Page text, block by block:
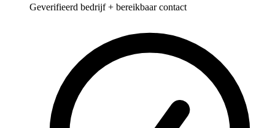
Geverifieerd bedrijf + bereikbaar contact